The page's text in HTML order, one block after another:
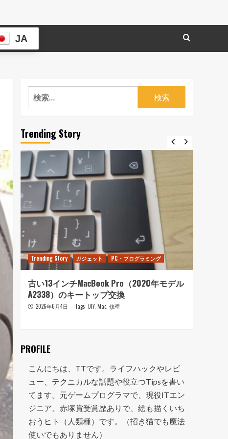
JA
検
索:
Trending Story
Trending Story ガジェット PC・プログラミング
古い13インチMacBook Pro（2020年モデル
A2338）のキートップ交換
2026年6月4日 Tags: DIY, Mac, 修理
PROFILE
こんにちは、TTです。ライフハックやレビ
ュー、テクニカルな話題や役立つTipsを書い
てます。元ゲームプログラマで、現役ITエン
ジニア。赤塚賞受賞歴ありで、絵も描くいち
おうヒト（人類種）です。（招き猫でも魔法
使いでもありません）